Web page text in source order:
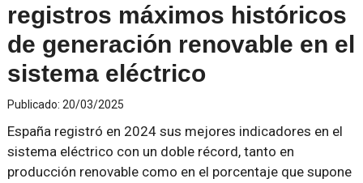
registros máximos históricos
de generación renovable en el
sistema eléctrico
Publicado: 20/03/2025
España registró en 2024 sus mejores indicadores en el
sistema eléctrico con un doble récord, tanto en
producción renovable como en el porcentaje que supone